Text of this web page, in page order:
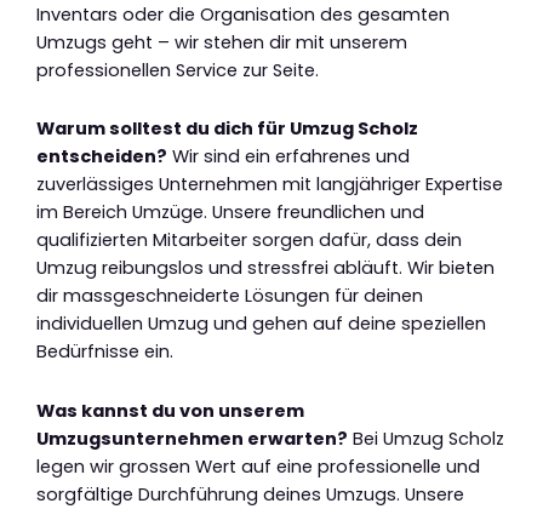
Inventars oder die Organisation des gesamten
Umzugs geht – wir stehen dir mit unserem
professionellen Service zur Seite.
Warum solltest du dich für Umzug Scholz
entscheiden? Wir sind ein erfahrenes und
zuverlässiges Unternehmen mit langjähriger Expertise
im Bereich Umzüge. Unsere freundlichen und
qualifizierten Mitarbeiter sorgen dafür, dass dein
Umzug reibungslos und stressfrei abläuft. Wir bieten
dir massgeschneiderte Lösungen für deinen
individuellen Umzug und gehen auf deine speziellen
Bedürfnisse ein.
Was kannst du von unserem
Umzugsunternehmen erwarten? Bei Umzug Scholz
legen wir grossen Wert auf eine professionelle und
sorgfältige Durchführung deines Umzugs. Unsere